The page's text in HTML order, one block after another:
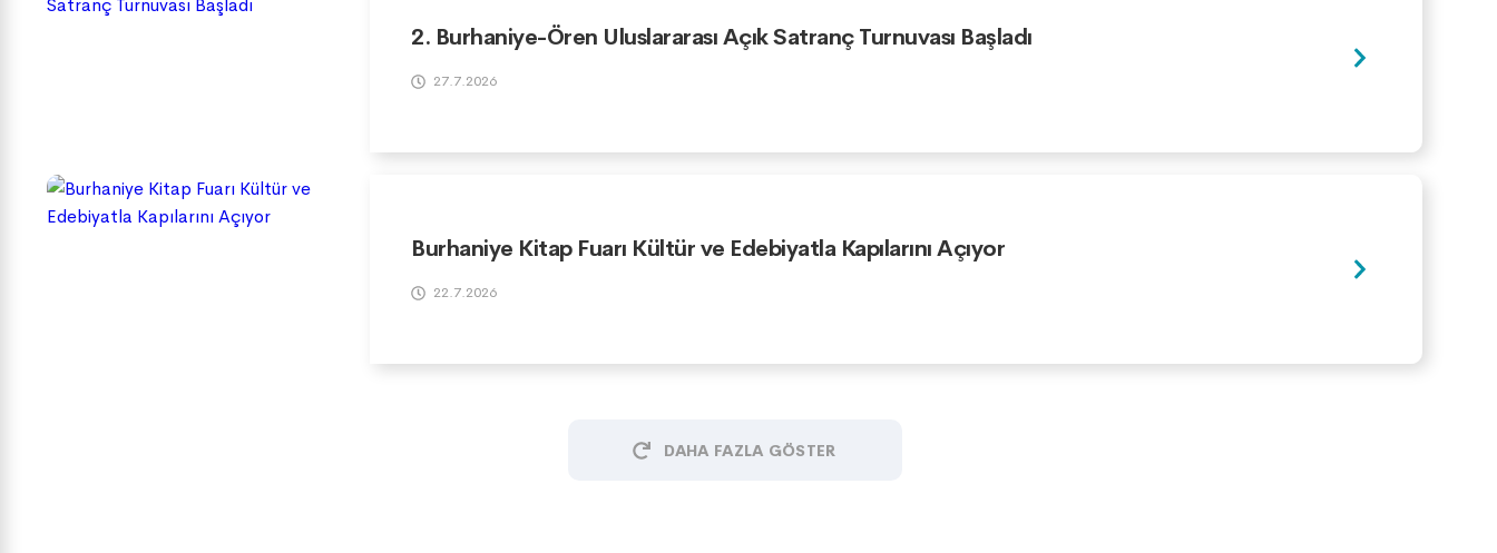
2. Burhaniye-Ören Uluslararası Açık Satranç Turnuvası Başladı
27.7.2026
Burhaniye Kitap Fuarı Kültür ve Edebiyatla Kapılarını Açıyor
22.7.2026
DAHA FAZLA GÖSTER